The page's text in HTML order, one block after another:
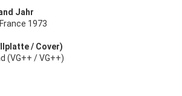
Jahr
1973
/ Cover)
(VG++ / VG++)